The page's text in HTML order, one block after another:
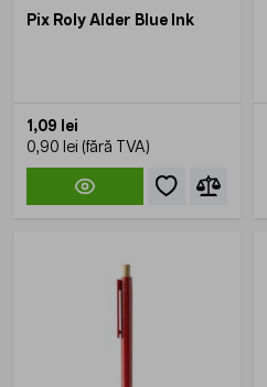
Pix Roly Alder Blue Ink
1,09 lei
0,90 lei